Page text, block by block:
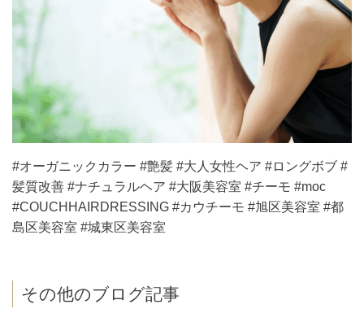
#オーガニックカラー #艶髪 #大人女性ヘア #ロングボブ #
髪質改善 #ナチュラルヘア #大阪美容室 #チーモ #moc
#COUCHHAIRDRESSING #カウチーモ #旭区美容室 #都
島区美容室 #城東区美容室
その他のブログ記事